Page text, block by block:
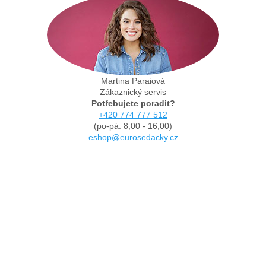
Martina Paraiová
Zákaznický servis
Potřebujete poradit?
+420 774 777 512
(po-pá: 8,00 - 16,00)
eshop@eurosedacky.cz